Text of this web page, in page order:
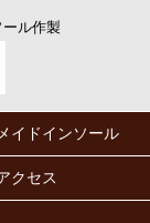
ル作製
イドインソール
クセス